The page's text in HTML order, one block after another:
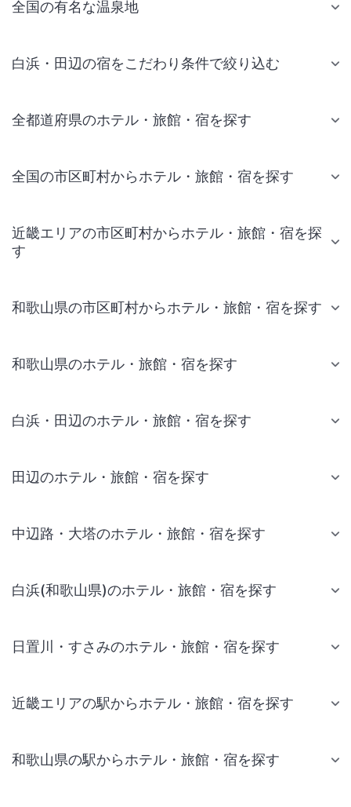
全国の有名な温泉地
白浜・田辺の宿をこだわり条件で絞り込む
全都道府県のホテル・旅館・宿を探す
全国の市区町村からホテル・旅館・宿を探す
近畿エリアの市区町村からホテル・旅館・宿を探
す
和歌山県の市区町村からホテル・旅館・宿を探す
和歌山県のホテル・旅館・宿を探す
白浜・田辺のホテル・旅館・宿を探す
田辺のホテル・旅館・宿を探す
中辺路・大塔のホテル・旅館・宿を探す
白浜(和歌山県)のホテル・旅館・宿を探す
日置川・すさみのホテル・旅館・宿を探す
近畿エリアの駅からホテル・旅館・宿を探す
和歌山県の駅からホテル・旅館・宿を探す